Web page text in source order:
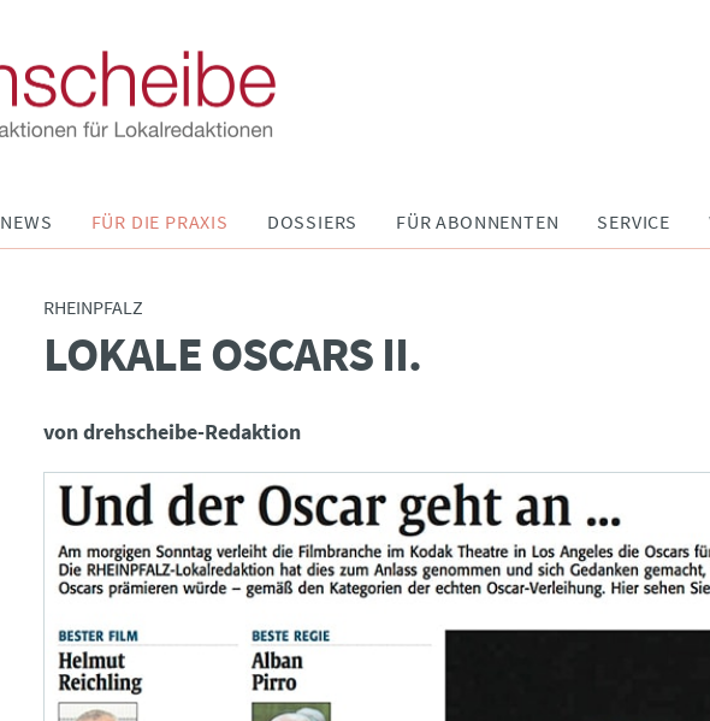
NEWS FÜR DIE PRAXIS DOSSIERS FÜR ABONNENTEN SERVICE
RHEINPFALZ
LOKALE OSCARS II.
von drehscheibe-Redaktion